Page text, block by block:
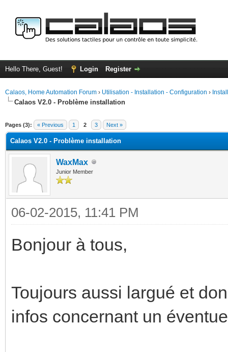
Hello There, Guest! Login Register
Calaos, Home Automation Forum › Utilisation - Installation - Configuration ›
Calaos V2.0 - Problème installation
Pages (3): « Previous 1 2 3 Next »
Calaos V2.0 - Problème installation
WaxMax
Junior Member
06-02-2015, 11:41 PM
Bonjour à tous,
Toujours aussi largué et
infos concernant un